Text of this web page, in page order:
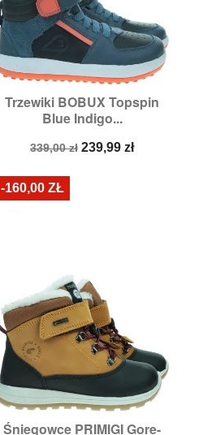
Trzewiki BOBUX Topspin
Blue Indigo...
Cena
339,00 zł Cena
239,99 zł
Szybki podgląd
Rozmiary: 23,24,25,
Śniegowce PRIMIGI Gore-
Szybki podgląd
-160,00 ZŁ